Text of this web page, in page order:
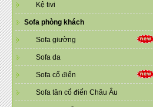
Kệ tivi
Sofa phòng khách
Sofa giường
Sofa da
Sofa cổ điển
Sofa tân cổ điển Châu Âu